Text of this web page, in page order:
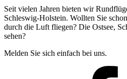
Seit vielen Jahren bieten wir
Schleswig-Holstein. Wollten Sie
durch die Luft fliegen? Die Ostsee,
sehen?
Melden Sie sich einfach bei uns.